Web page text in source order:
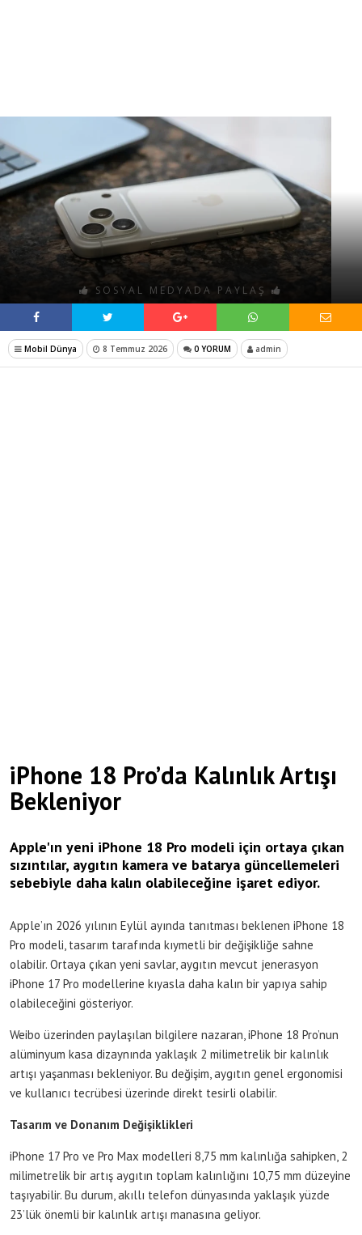
SOSYAL MEDYADA PAYLAŞ
Mobil Dünya 8 Temmuz 2026 0 YORUM admin
iPhone 18 Pro’da Kalınlık Artışı
Bekleniyor
Apple'ın yeni iPhone 18 Pro modeli için ortaya çıkan
sızıntılar, aygıtın kamera ve batarya güncellemeleri
sebebiyle daha kalın olabileceğine işaret ediyor.
Apple’ın 2026 yılının Eylül ayında tanıtması beklenen iPhone 18
Pro modeli, tasarım tarafında kıymetli bir değişikliğe sahne
olabilir. Ortaya çıkan yeni savlar, aygıtın mevcut jenerasyon
iPhone 17 Pro modellerine kıyasla daha kalın bir yapıya sahip
olabileceğini gösteriyor.
Weibo üzerinden paylaşılan bilgilere nazaran, iPhone 18 Pro’nun
alüminyum kasa dizaynında yaklaşık 2 milimetrelik bir kalınlık
artışı yaşanması bekleniyor. Bu değişim, aygıtın genel ergonomisi
ve kullanıcı tecrübesi üzerinde direkt tesirli olabilir.
Tasarım ve Donanım Değişiklikleri
iPhone 17 Pro ve Pro Max modelleri 8,75 mm kalınlığa sahipken, 2
milimetrelik bir artış aygıtın toplam kalınlığını 10,75 mm düzeyine
taşıyabilir. Bu durum, akıllı telefon dünyasında yaklaşık yüzde
23’lük önemli bir kalınlık artışı manasına geliyor.